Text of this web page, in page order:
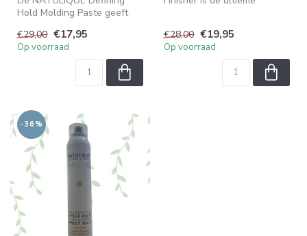
Hold Molding Paste geeft
en volu...
€29,00 €17,95
Op voorraad
€28,00 €19,95
Op voorraad
-36%